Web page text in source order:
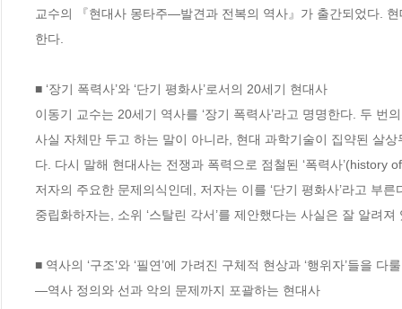
교수의 『현대사 몽타주―발견과 전복의 역사』가 출간되었다.
한다.
■ ‘장기 폭력사’와 ‘단기 평화사’로서의 20세기 현대사
이동기 교수는 20세기 역사를 ‘장기 폭력사’라고 명명한다. 두
사실 자체만 두고 하는 말이 아니라, 현대 과학기술이 집약된 살상
다. 다시 말해 현대사는 전쟁과 폭력으로 점철된 ‘폭력사
저자의 주요한 문제의식인데, 저자는 이를 ‘단기 평화사’라고 부
중립화하자는, 소위 ‘스탈린 각서’를 제안했다는 사실은 잘 알려
■ 역사의 ‘구조’와 ‘필연’에 가려진 구체적 현상과 ‘행위자’들을 다
―역사 정의와 선과 악의 문제까지 포괄하는 현대사